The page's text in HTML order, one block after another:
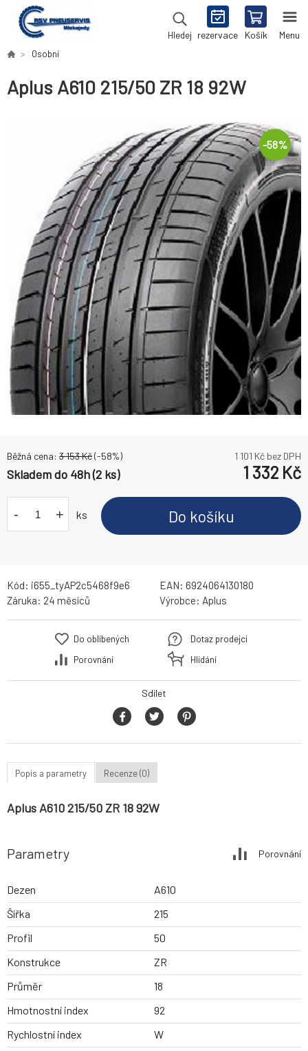
Hledej rezervace Košík Menu
Osobní
Aplus A610 215/50 ZR 18 92W
-58%
Běžná cena: 3 153Kč(-58%) 1 101 Kč bez DPH
Skladem do 48h (2 ks) 1 332 Kč
- + ks Do košíku
Kód: i655_tyAP2c5468f9e6 EAN: 6924064130180
Záruka: 24 měsíců Výrobce: Aplus
Do oblíbených
Porovnání
Dotaz prodejci
Hlídání
Sdílet
Popis a parametry Recenze (0)
Aplus A610 215/50 ZR 18 92W
Parametry Porovnání
Dezen
A610
Šířka
215
Profil
50
Konstrukce
ZR
Průměr
18
Hmotnostní index
92
Rychlostní index
W